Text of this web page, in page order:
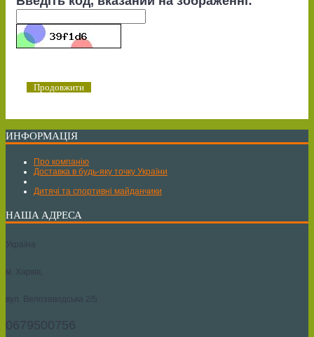
Продовжити
ИНФОРМАЦІЯ
Про компанію
Доставка в будь-яку точку України
Дитячі та спортивні майданчики
НАША АДРЕСА
Україна
м. Харків,
вул. Велозаводська 2/5
0679500756